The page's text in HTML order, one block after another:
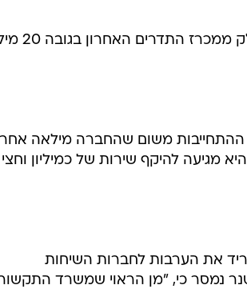
עם זאת, פרטנר הגישה ערבות לקיום תנאי
משום שהחברה מילאה אחר
להיקף שירות של כמיליון וחצי
את הערבות לחברות השיחות
לכ-2 מיליון דולר. מפרטנר נמסר כי, "מן הראוי שמשרד